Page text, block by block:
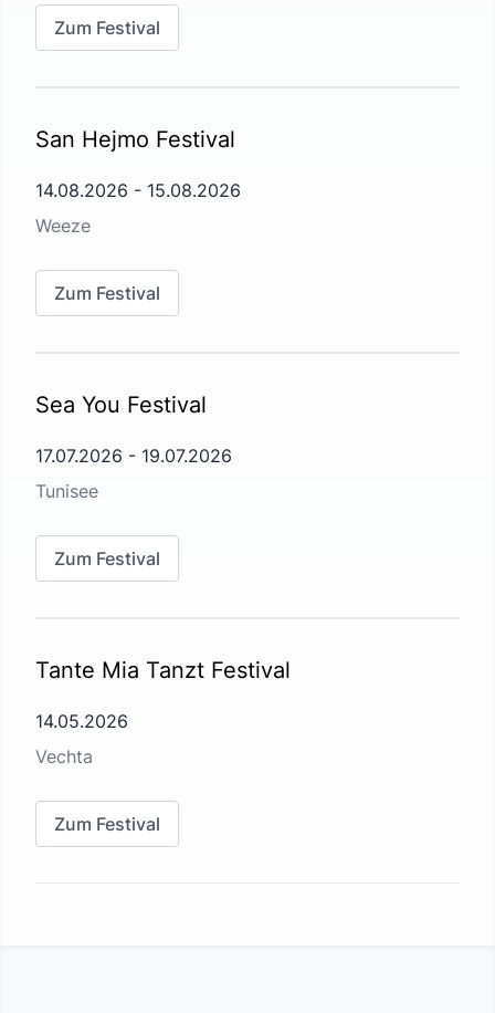
Zum Festival
San Hejmo Festival
14.08.2026 - 15.08.2026
Weeze
Zum Festival
Sea You Festival
17.07.2026 - 19.07.2026
Tunisee
Zum Festival
Tante Mia Tanzt Festival
14.05.2026
Vechta
Zum Festival